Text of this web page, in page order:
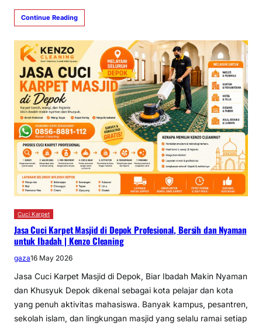
Continue Reading
Cuci Karpet
Jasa Cuci Karpet Masjid di Depok Profesional, Bersih dan Nyaman
untuk Ibadah | Kenzo Cleaning
gaza16 May 2026
Jasa Cuci Karpet Masjid di Depok, Biar Ibadah Makin Nyaman
dan Khusyuk Depok dikenal sebagai kota pelajar dan kota
yang penuh aktivitas mahasiswa. Banyak kampus, pesantren,
sekolah islam, dan lingkungan masjid yang selalu ramai setiap